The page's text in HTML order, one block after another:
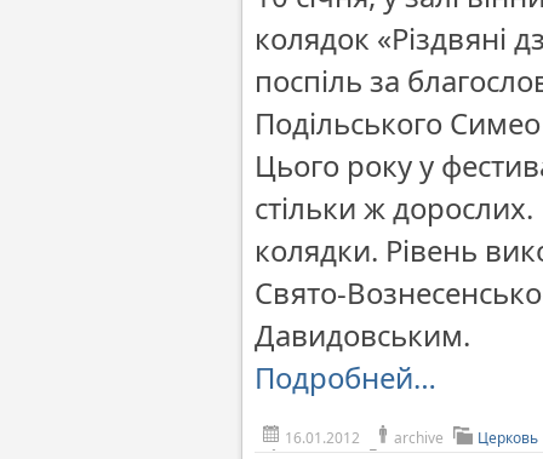
колядок «Різдвяні
поспіль за
Подільського
Цього року у
стільки ж дорослих.
колядки. Рівень
Свято-
Давидовським.
Подробней…
16.01.2012 archive